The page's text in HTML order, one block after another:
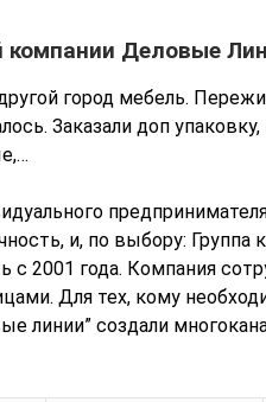
компании Деловые
город мебель.
Заказали доп
и, по выбору: Группа
2001 года. Компания
Для тех, кому
линии” создали